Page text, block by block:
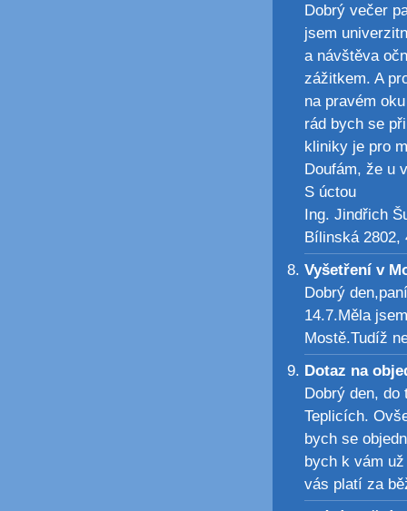
Dobrý večer
jsem
a návštěva
zážitkem. A
na pravém
rád bych se
kliniky je pro
Doufám, že u
S úctou
Ing. Jindřich
Bílinská 2802,
Vyšetření v
Dobrý
14.7.Měla
Mostě.Tudíž
Dotaz na
Dobrý den,
Teplicích.
bych se
bych k vám
vás platí za